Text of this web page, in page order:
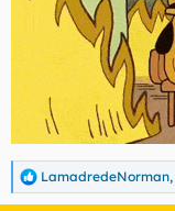
R
e
LamadredeNorman,